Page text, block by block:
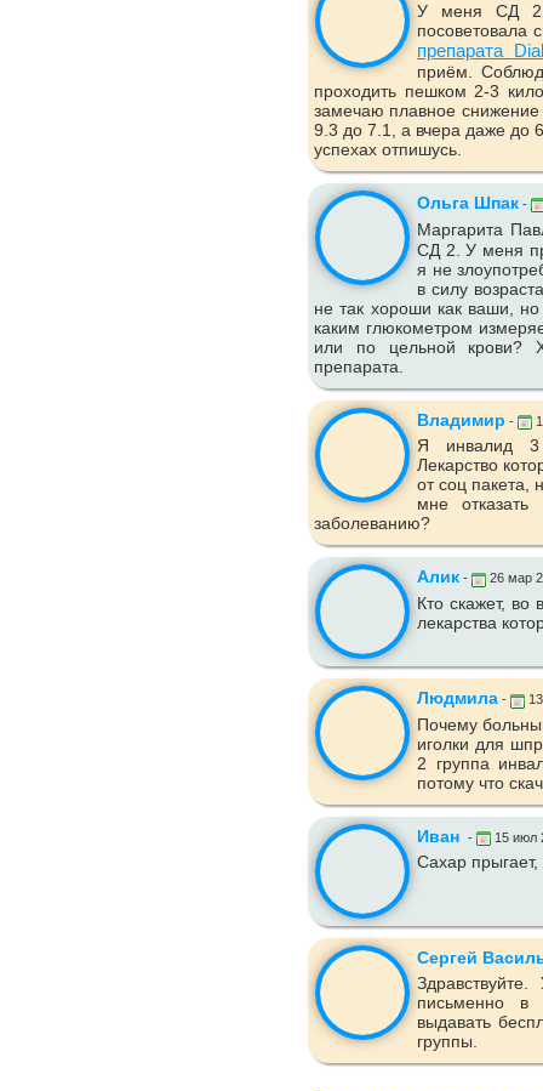
У меня СД 2
посоветовала
препарата
приём.
проходить пешком 2-3
замечаю плавное снижение
9.3 до 7.1, а вчера даже до
успехах отпишусь.
Ольга Шпак -
Маргарита
СД 2. У меня
я не
в силу
не так хороши как ваши,
каким глюкометром
или по цельной крови?
препарата.
Владимир -
Я инвалид 3
Лекарство
от соц пакета,
мне отказать
заболеванию?
Алик - 26 мар
Кто скажет,
лекарства
Людмила -
Почему
иголки для
2 группа
потому что
Иван - 15 июл
Сахар прыгает,
Сергей
письменно в
выдавать
группы.